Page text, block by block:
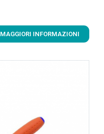
MAGGIORI INFORMAZIONI